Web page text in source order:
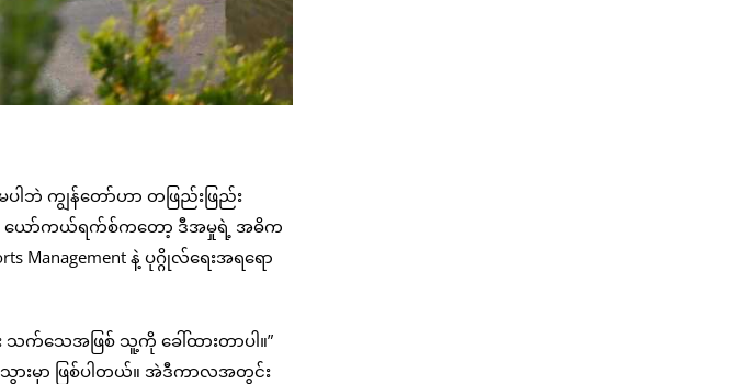
ဘဲ ကျွန်တော်ဟာ တဖြည်းဖြည်း
။ ယော်ကယ်ရက်စ်ကတော့ ဒီအမှုရဲ့ အဓိက
နဲ့ ပုဂ္ဂိုလ်ရေးအရရော
က်သေအဖြစ် သူ့ကို ခေါ်ထားတာပါ။”
ားမှာ ဖြစ်ပါတယ်။ အဲဒီကာလအတွင်း